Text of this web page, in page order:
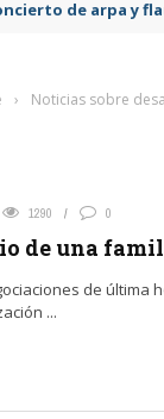
de arpa y
› Noticias sobre
1290 0
de una
de última
...